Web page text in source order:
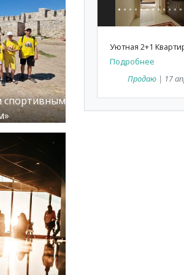
спортивным
Подробнее
Продаю | 17